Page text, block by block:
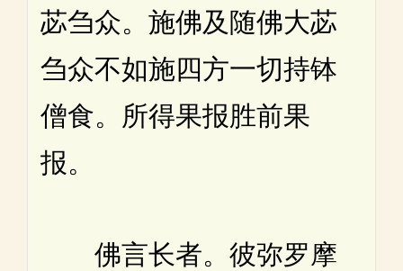
苾刍众。施佛及随佛大苾
刍众不如施四方一切持钵
僧食。所得果报胜前果
报。
佛言长者。彼弥罗摩